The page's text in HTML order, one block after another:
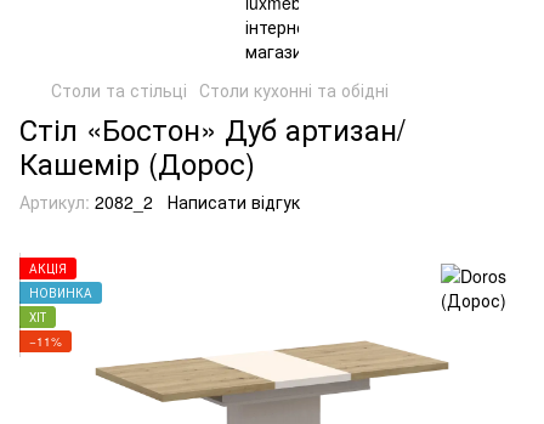
Столи та стільці Столи кухонні та обідні
Стіл «Бостон» Дуб артизан/
Кашемір (Дорос)
Артикул: 2082_2 Написати відгук
АКЦІЯ
НОВИНКА
ХІТ
−11%